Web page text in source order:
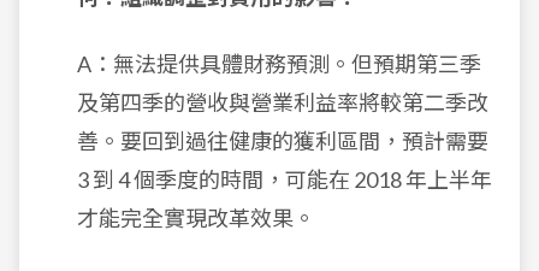
A：無法提供具體財務預測。但預期第三季
及第四季的營收與營業利益率將較第二季改
善。要回到過往健康的獲利區間，預計需要
3 到 4 個季度的時間，可能在 2018 年上半年
才能完全實現改革效果。